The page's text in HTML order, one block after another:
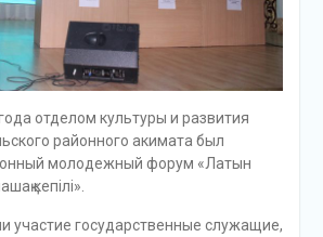
отделом культуры и развития
районного акимата был
молодежный форум «Латын
кепілі».
участие государственные служащие,